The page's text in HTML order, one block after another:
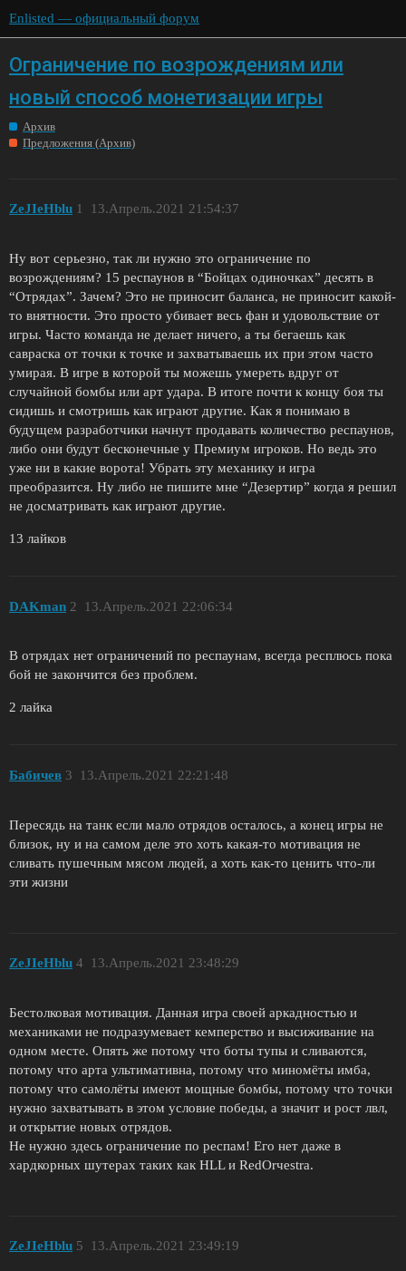
Enlisted — официальный форум
Ограничение по возрождениям или
новый способ монетизации игры
Архив
Предложения (Архив)
ZeJIeHblu 13.Апрель.2021 21:54:37
1
Ну вот серьезно, так ли нужно это ограничение по
возрождениям? 15 респаунов в “Бойцах одиночках” десять в
“Отрядах”. Зачем? Это не приносит баланса, не приносит какой-
то внятности. Это просто убивает весь фан и удовольствие от
игры. Часто команда не делает ничего, а ты бегаешь как
савраска от точки к точке и захватываешь их при этом часто
умирая. В игре в которой ты можешь умереть вдруг от
случайной бомбы или арт удара. В итоге почти к концу боя ты
сидишь и смотришь как играют другие. Как я понимаю в
будущем разработчики начнут продавать количество респаунов,
либо они будут бесконечные у Премиум игроков. Но ведь это
уже ни в какие ворота! Убрать эту механику и игра
преобразится. Ну либо не пишите мне “Дезертир” когда я решил
не досматривать как играют другие.
13 лайков
DAKman 13.Апрель.2021 22:06:34
2
В отрядах нет ограничений по респаунам, всегда респлюсь пока
бой не закончится без проблем.
2 лайка
Бабичев 13.Апрель.2021 22:21:48
3
Пересядь на танк если мало отрядов осталось, а конец игры не
близок, ну и на самом деле это хоть какая-то мотивация не
сливать пушечным мясом людей, а хоть как-то ценить что-ли
эти жизни
ZeJIeHblu 13.Апрель.2021 23:48:29
4
Бестолковая мотивация. Данная игра своей аркадностью и
механиками не подразумевает кемперство и высиживание на
одном месте. Опять же потому что боты тупы и сливаются,
потому что арта ультимативна, потому что миномёты имба,
потому что самолёты имеют мощные бомбы, потому что точки
нужно захватывать в этом условие победы, а значит и рост лвл,
и открытие новых отрядов.
Не нужно здесь ограничение по респам! Его нет даже в
хардкорных шутерах таких как HLL и RedOrчestra.
ZeJIeHblu 13.Апрель.2021 23:49:19
5